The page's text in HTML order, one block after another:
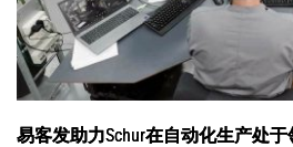
易客发助力Schur在自动化生产处